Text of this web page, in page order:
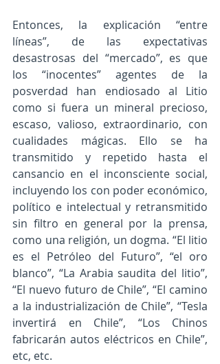
Entonces, la explicación “entre
líneas”, de las expectativas
desastrosas del “mercado”, es que
los “inocentes” agentes de la
posverdad han endiosado al Litio
como si fuera un mineral precioso,
escaso, valioso, extraordinario, con
cualidades mágicas. Ello se ha
transmitido y repetido hasta el
cansancio en el inconsciente social,
incluyendo los con poder económico,
político e intelectual y retransmitido
sin filtro en general por la prensa,
como una religión, un dogma. “El litio
es el Petróleo del Futuro”, “el oro
blanco”, “La Arabia saudita del litio”,
“El nuevo futuro de Chile”, “El camino
a la industrialización de Chile”, “Tesla
invertirá en Chile”, “Los Chinos
fabricarán autos eléctricos en Chile”,
etc, etc.